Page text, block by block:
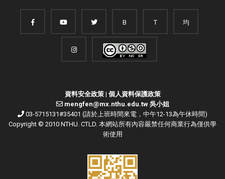
B T 均
資料安全政策| 個人資料保護政策
mengfen@mx.nthu.edu.tw 吳小姐
03-5715131#35401 (請於上班時間來電，中午12-13為午休時間)
Copyright © 2010 NTHU. CTLD. 本網站所有內容嚴禁任何商業行為僅供學
術使用